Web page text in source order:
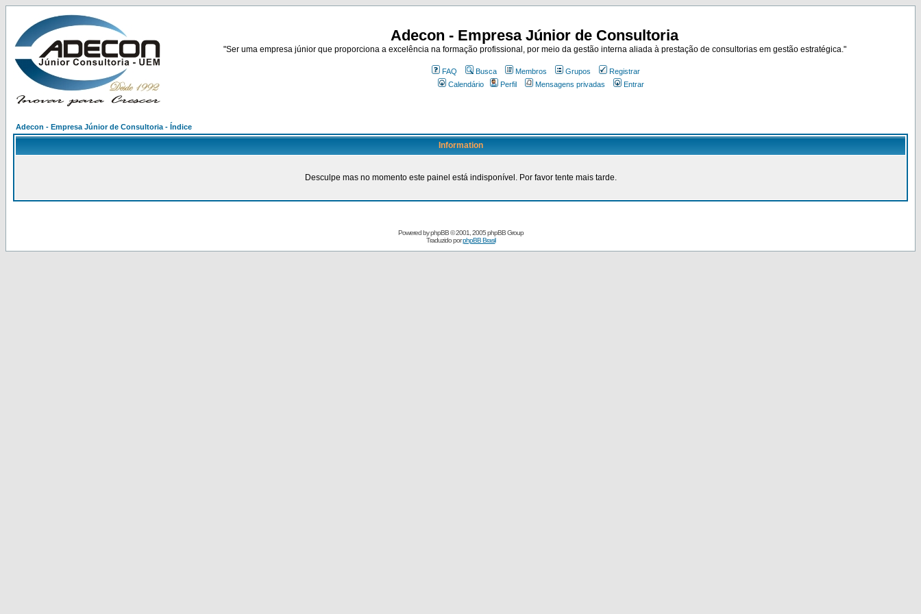
Adecon - Empresa Júnior de Consultoria
"Ser uma empresa júnior que proporciona a excelência na formação profissional, por meio da gestão interna aliada à prestação de consultorias em gestão estratégica."
FAQ Busca Membros Grupos
Registrar
Calendário
Perfil Mensagens privadas Entrar
Adecon - Empresa Júnior de Consultoria - Índice
Information
Desculpe mas no momento este painel está indisponível. Por favor tente mais tarde.
Powered byphpBB© 2001, 2005 phpBB Group
Traduzido porphpBB Brasil